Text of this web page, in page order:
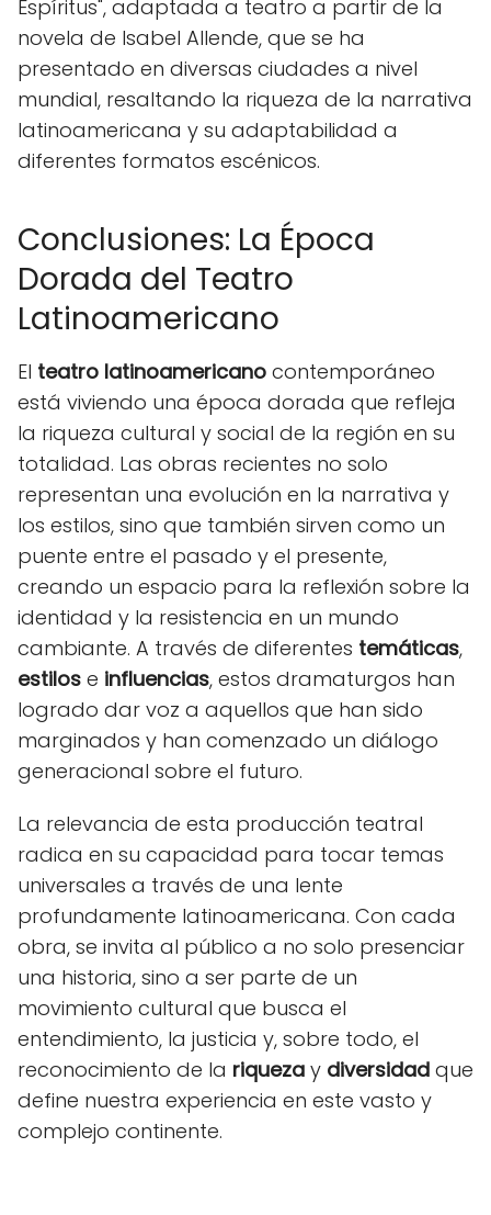
Espíritus", adaptada a teatro a partir de la
novela de Isabel Allende, que se ha
presentado en diversas ciudades a nivel
mundial, resaltando la riqueza de la narrativa
latinoamericana y su adaptabilidad a
diferentes formatos escénicos.
Conclusiones: La Época
Dorada del Teatro
Latinoamericano
El teatro latinoamericano contemporáneo
está viviendo una época dorada que refleja
la riqueza cultural y social de la región en su
totalidad. Las obras recientes no solo
representan una evolución en la narrativa y
los estilos, sino que también sirven como un
puente entre el pasado y el presente,
creando un espacio para la reflexión sobre la
identidad y la resistencia en un mundo
cambiante. A través de diferentes temáticas,
estilos e influencias, estos dramaturgos han
logrado dar voz a aquellos que han sido
marginados y han comenzado un diálogo
generacional sobre el futuro.
La relevancia de esta producción teatral
radica en su capacidad para tocar temas
universales a través de una lente
profundamente latinoamericana. Con cada
obra, se invita al público a no solo presenciar
una historia, sino a ser parte de un
movimiento cultural que busca el
entendimiento, la justicia y, sobre todo, el
reconocimiento de la riqueza y diversidad que
define nuestra experiencia en este vasto y
complejo continente.